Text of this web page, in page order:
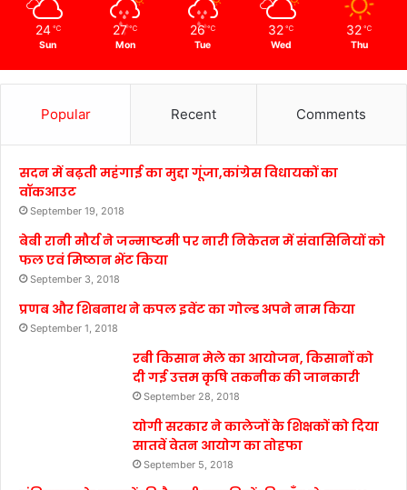
24 ℃
Sun
27 ℃
Mon
26 ℃
Tue
32 ℃
Wed
32 ℃
Thu
Popular Recent Comments
सदन में बढ़ती महंगाई का मुद्दा गूंजा,कांग्रेस विधायकों का
वॉकआउट
September 19, 2018
बेबी रानी मौर्य ने जन्माष्टमी पर नारी निकेतन में संवासिनियों को
फल एवं मिष्ठान भेंट किया
September 3, 2018
प्रणब और शिबनाथ ने कपल इवेंट का गोल्ड अपने नाम किया
September 1, 2018
रबी किसान मेले का आयोजन, किसानों को
दी गई उत्तम कृषि तकनीक की जानकारी
September 28, 2018
योगी सरकार ने कालेजों के शिक्षकों को दिया
सातवें वेतन आयोग का तोहफा
September 5, 2018